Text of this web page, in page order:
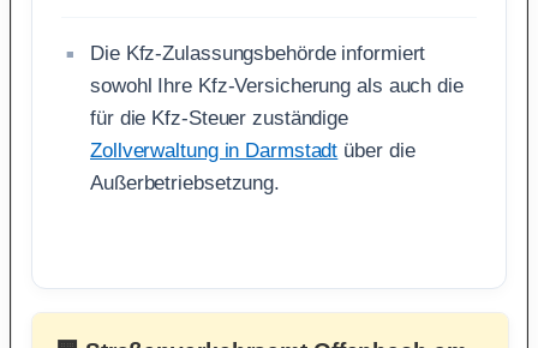
Die Kfz-Zulassungsbehörde informiert
sowohl Ihre Kfz-Versicherung als auch die
für die Kfz-Steuer zuständige
Zollverwaltung in Darmstadt über die
Außerbetriebsetzung.